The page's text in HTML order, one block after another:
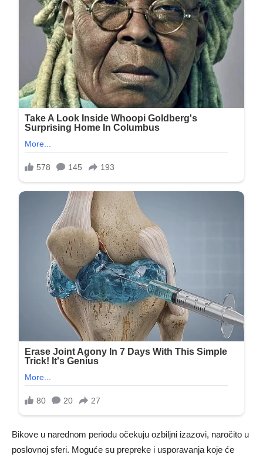
Bikove u narednom periodu očekuju ozbiljni izazovi, naročito u
poslovnoj sferi. Moguće su prepreke i usporavanja koje će